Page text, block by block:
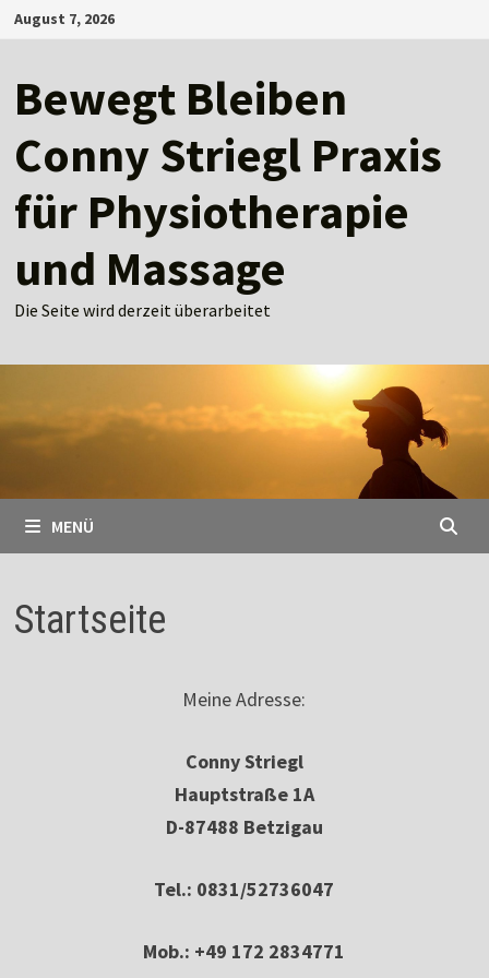
Zum
Inhalt
August 7, 2026
Bewegt Bleiben
Conny Striegl Praxis
für Physiotherapie
und Massage
Die Seite wird derzeit überarbeitet
MENÜ
Startseite
Meine Adresse:
Conny Striegl
Hauptstraße 1A
D-87488 Betzigau
Tel.: 0831/52736047
Mob.: +49 172 2834771